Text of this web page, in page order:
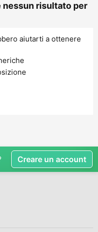
nessun risultato per
aiutarti a ottenere
Creare un account